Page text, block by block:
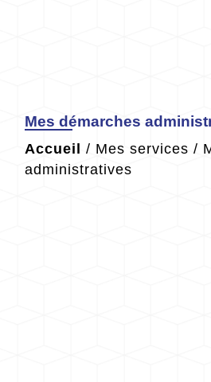
Mes démarches
Accueil / Mes services /
administratives